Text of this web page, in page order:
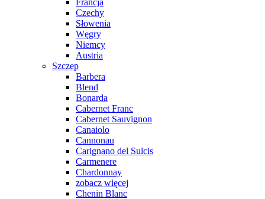
Francja
Czechy
Słowenia
Węgry
Niemcy
Austria
Szczep
Barbera
Blend
Bonarda
Cabernet Franc
Cabernet Sauvignon
Canaiolo
Cannonau
Carignano del Sulcis
Carmenere
Chardonnay
zobacz więcej
Chenin Blanc